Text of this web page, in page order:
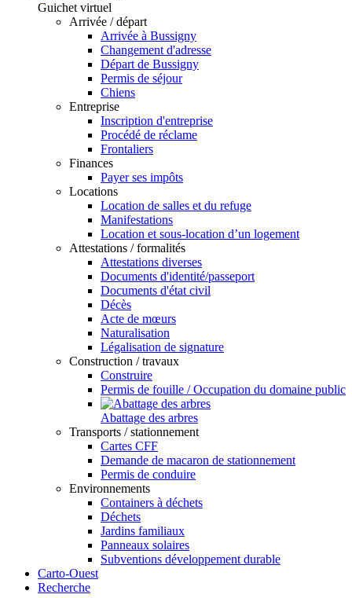
Guichet virtuel
Arrivée / départ
Arrivée à Bussigny
Changement d'adresse
Départ de Bussigny
Permis de séjour
Chiens
Entreprise
Inscription d'entreprise
Procédé de réclame
Frontaliers
Finances
Payer ses impôts
Locations
Location de salles et du refuge
Manifestations
Location et sous-location d’un logement
Attestations / formalités
Attestations diverses
Documents d'identité/passeport
Documents d'état civil
Décès
Acte de mœurs
Naturalisation
Légalisation de signature
Construction / travaux
Construire
Permis de fouille / Occupation du domaine public
Abattage des arbres
Transports / stationnement
Cartes CFF
Demande de macaron de stationnement
Permis de conduire
Environnements
Containers à déchets
Déchets
Jardins familiaux
Panneaux solaires
Subventions développement durable
Carto-Ouest
Recherche